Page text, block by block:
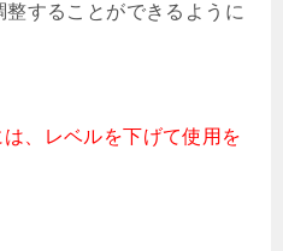
することができるように
、レベルを下げて使用を